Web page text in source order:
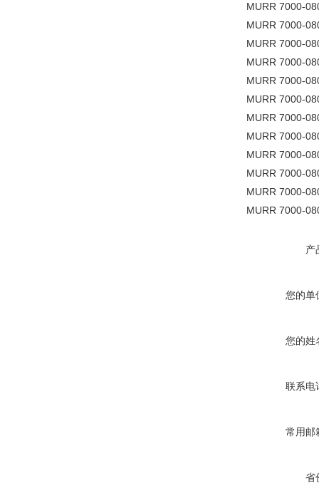
MURR 7000-
MURR 7000-
MURR 7000-
MURR 7000-
MURR 7000-
MURR 7000-
MURR 7000-
MURR 7000-
MURR 7000-
MURR 7000-
MURR 7000-
MURR 7000-
产
您的单
您的姓
联系电
常用邮
省